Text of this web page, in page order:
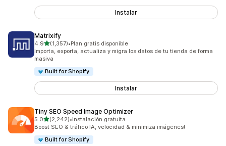
Instalar
Matrixify
4.9de 5 estrellas
(1,357)
1357 reseñas en total
•Plan gratis disponible
Importa, exporta, actualiza y migra los datos de tu tienda de forma
masiva
Built for Shopify
Instalar
Tiny SEO Speed Image Optimizer
5.0de 5 estrellas
(2,242)
2242 reseñas en total
•Instalación gratuita
Boost SEO & tráfico IA, velocidad & minimiza imágenes!
Built for Shopify